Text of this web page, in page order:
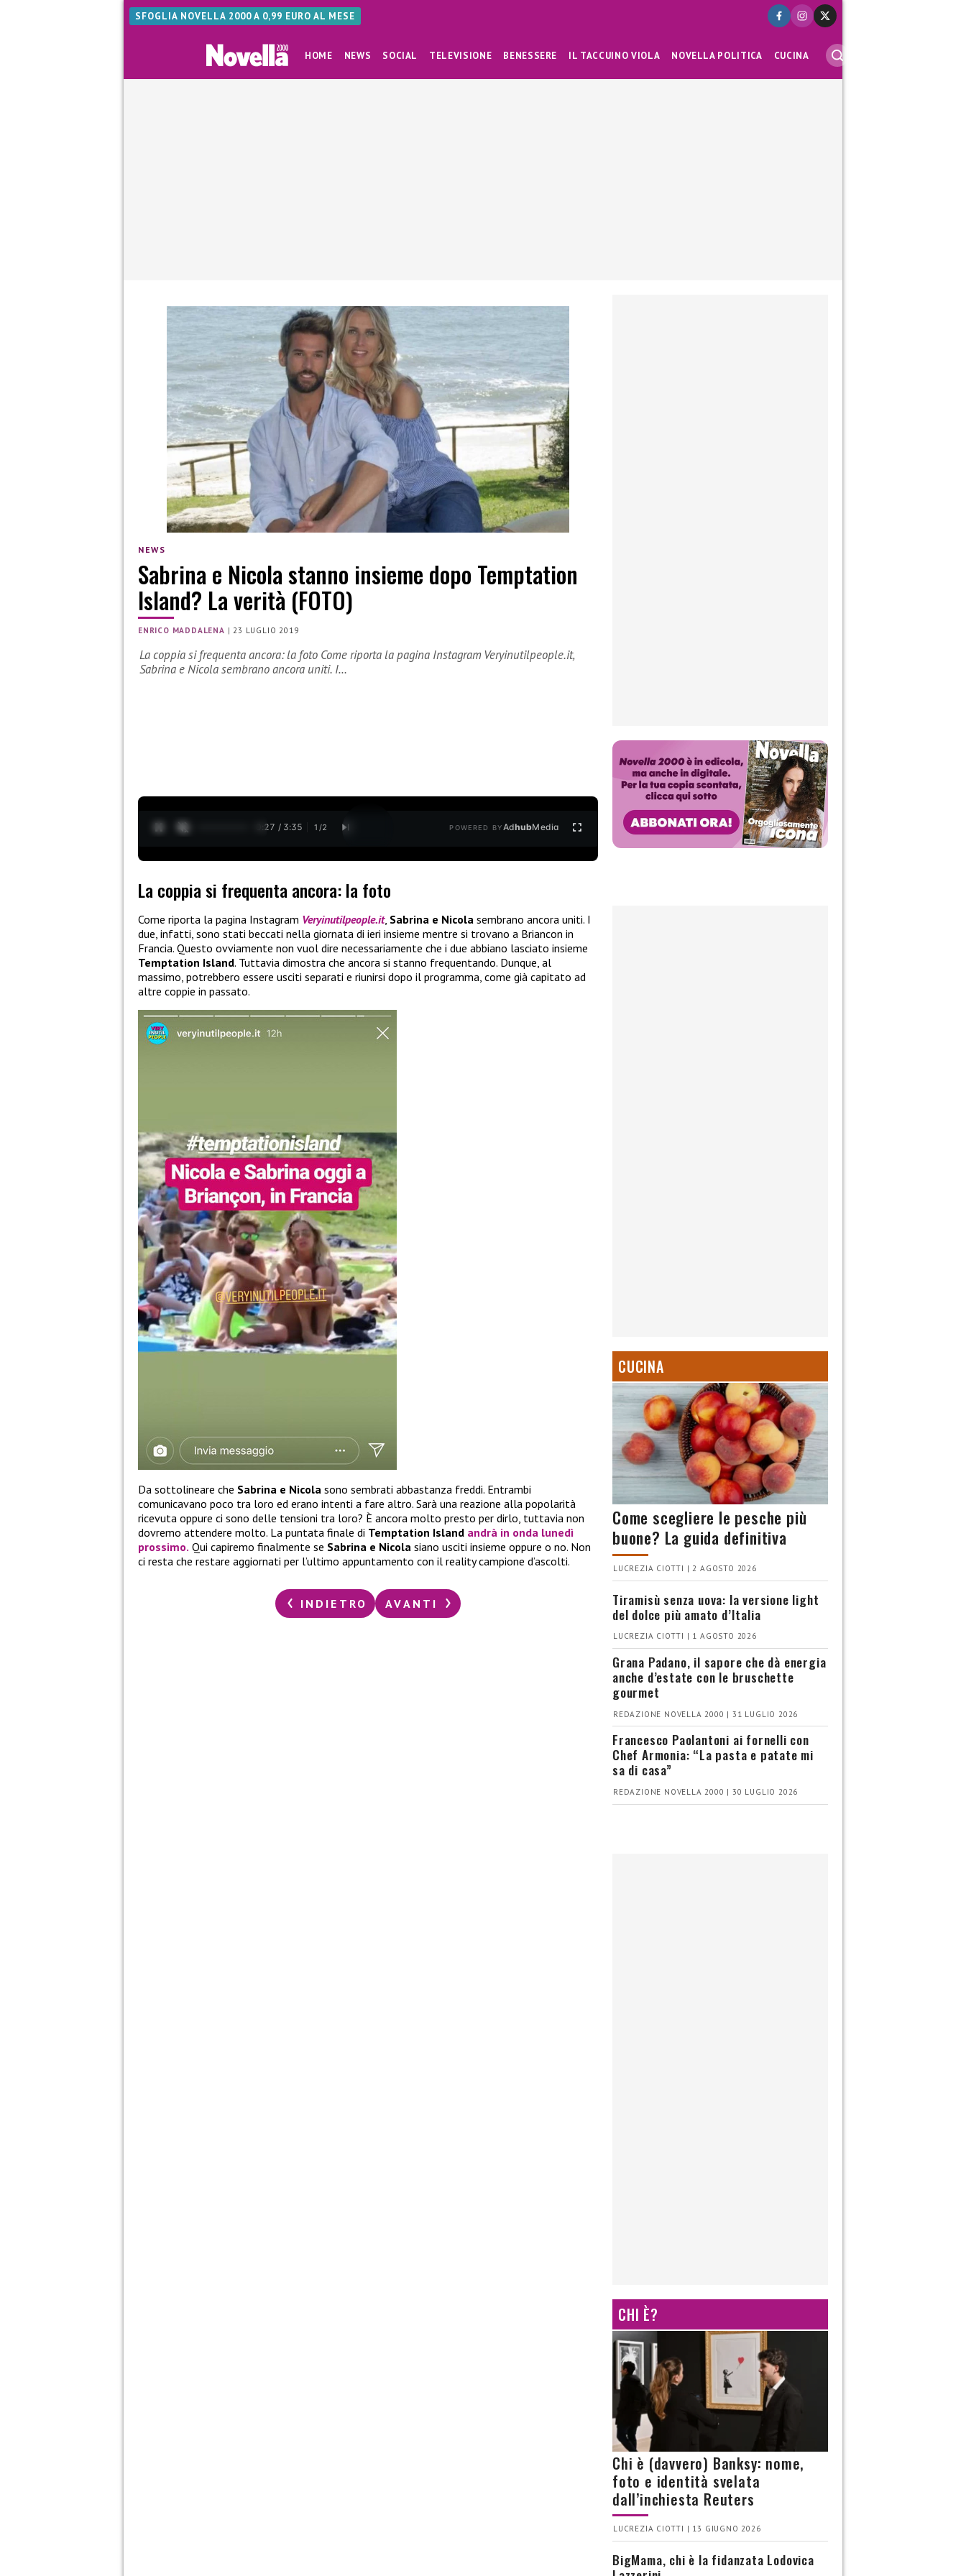
SFOGLIA NOVELLA 2000 A 0,99 EURO AL MESE
HOME NEWS SOCIAL TELEVISIONE BENESSERE IL TACCUINO VIOLA NOVELLA POLITICA CUCINA
NEWS
Sabrina e Nicola stanno insieme dopo Temptation
Island? La verità (FOTO)
ENRICO MADDALENA |23 LUGLIO 2019
La coppia si frequenta ancora: la foto Come riporta la pagina Instagram Veryinutilpeople.it,
Sabrina e Nicola sembrano ancora uniti. I…
0:28 / 3:35 1 /2 POWERED BYAdhubMedia
La coppia si frequenta ancora: la foto
Come riporta la pagina Instagram Veryinutilpeople.it, Sabrina e Nicola sembrano ancora uniti. I
due, infatti, sono stati beccati nella giornata di ieri insieme mentre si trovano a Briancon in
Francia. Questo ovviamente non vuol dire necessariamente che i due abbiano lasciato insieme
Temptation Island. Tuttavia dimostra che ancora si stanno frequentando. Dunque, al
massimo, potrebbero essere usciti separati e riunirsi dopo il programma, come già capitato ad
altre coppie in passato.
Da sottolineare che Sabrina e Nicola sono sembrati abbastanza freddi. Entrambi
comunicavano poco tra loro ed erano intenti a fare altro. Sarà una reazione alla popolarità
ricevuta oppure ci sono delle tensioni tra loro? È ancora molto presto per dirlo, tuttavia non
dovremo attendere molto. La puntata finale di Temptation Island andrà in onda lunedì
prossimo. Qui capiremo finalmente se Sabrina e Nicola siano usciti insieme oppure o no. Non
ci resta che restare aggiornati per l’ultimo appuntamento con il reality campione d’ascolti.
INDIETRO AVANTI
CUCINA
Come scegliere le pesche più
buone? La guida definitiva
LUCREZIA CIOTTI | 2 AGOSTO 2026
Tiramisù senza uova: la versione light
del dolce più amato d’Italia
LUCREZIA CIOTTI | 1 AGOSTO 2026
Grana Padano, il sapore che dà energia
anche d’estate con le bruschette
gourmet
REDAZIONE NOVELLA 2000 | 31 LUGLIO 2026
Francesco Paolantoni ai fornelli con
Chef Armonia: “La pasta e patate mi
sa di casa”
REDAZIONE NOVELLA 2000 | 30 LUGLIO 2026
CHI È?
Chi è (davvero) Banksy: nome,
foto e identità svelata
dall’inchiesta Reuters
LUCREZIA CIOTTI | 13 GIUGNO 2026
BigMama, chi è la fidanzata Lodovica